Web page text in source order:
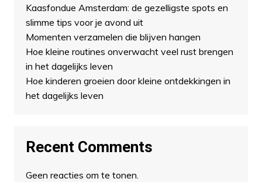
Kaasfondue Amsterdam: de gezelligste spots en
slimme tips voor je avond uit
Momenten verzamelen die blijven hangen
Hoe kleine routines onverwacht veel rust brengen
in het dagelijks leven
Hoe kinderen groeien door kleine ontdekkingen in
het dagelijks leven
Recent Comments
Geen reacties om te tonen.